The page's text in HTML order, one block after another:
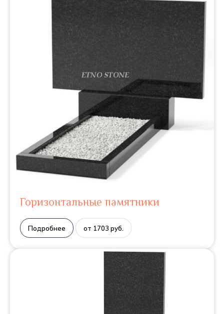
Горизонтальные памятники
Подробнее от 1703 руб.